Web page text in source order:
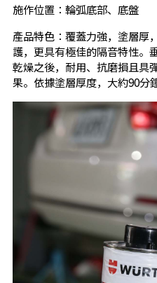
施作位置：輪弧底部、底盤
產品特色：覆蓋力強，塗層厚
護，更具有極佳的隔音特性。
乾燥之後，耐用、抗磨損且具
果。依據塗層厚度，大約90分